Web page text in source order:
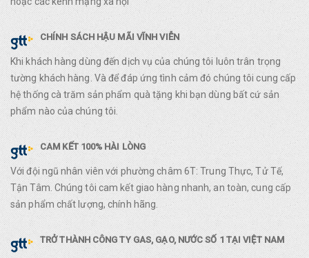
CHÍNH SÁCH HẬU MÃI VĨNH VIỄN
Khi khách hàng dùng đến dịch vụ của chúng tôi luôn trân trọng
tường khách hàng. Và để đáp ứng tình cảm đó chúng tôi cung cấp
hệ thống cà trăm sản phẩm quà tặng khi bạn dùng bất cứ sản
phẩm nào của chúng tôi.
CAM KẾT 100% HÀI LÒNG
Với đội ngũ nhân viên với phường châm 6T: Trung Thực, Tử Tế,
Tận Tâm. Chúng tôi cam kết giao hàng nhanh, an toàn, cung cấp
sản phẩm chất lượng, chính hãng.
TRỞ THÀNH CÔNG TY GAS, GẠO, NƯỚC SỐ 1 TẠI VIỆT NAM